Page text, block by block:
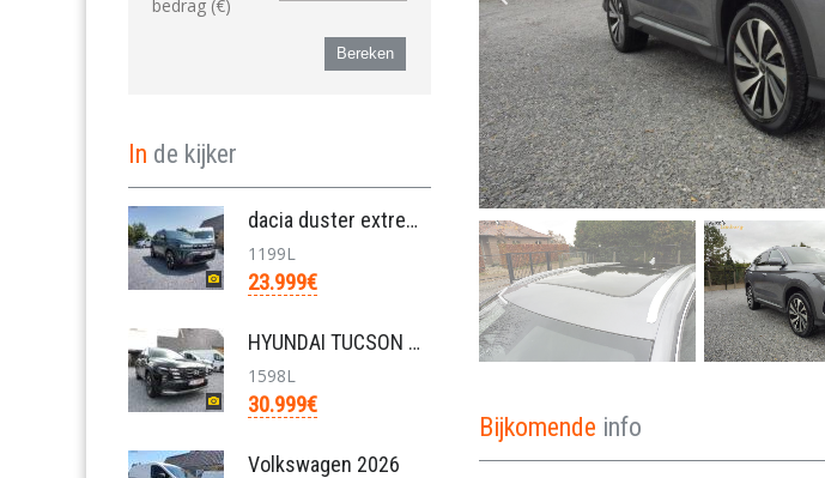
Bijkomende info
bedrag (€)
Bereken
In de kijker
dacia duster extreme mild hybrid 130pk nieuw
1199L
23.999€
HYUNDAI TUCSON mild h 1.6 T-GDI N-LINE FACELIFT/ve
1598L
30.999€
Volkswagen 2026